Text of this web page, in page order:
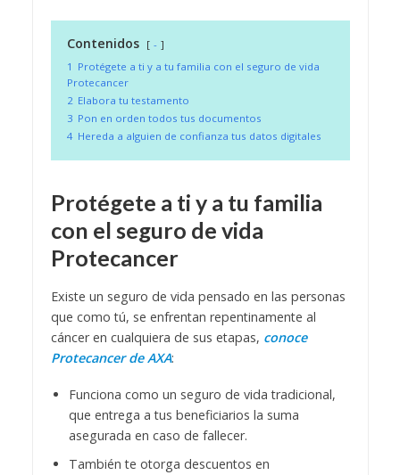
Contenidos
-
1 Protégete a ti y a tu familia con el seguro de vida
Protecancer
2 Elabora tu testamento
3 Pon en orden todos tus documentos
4 Hereda a alguien de confianza tus datos digitales
Protégete a ti y a tu familia
con el seguro de vida
Protecancer
Existe un seguro de vida pensado en las personas
que como tú, se enfrentan repentinamente al
cáncer en cualquiera de sus etapas, conoce
Protecancer de AXA:
Funciona como un seguro de vida tradicional,
que entrega a tus beneficiarios la suma
asegurada en caso de fallecer.
También te otorga descuentos en